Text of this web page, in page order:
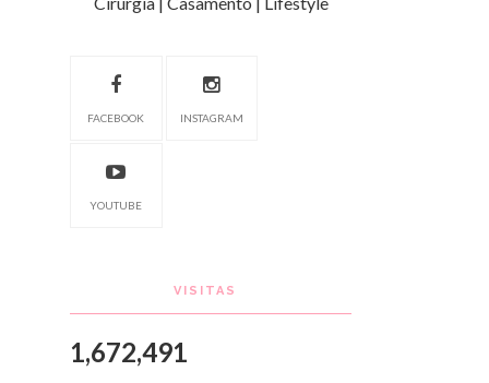
FACEBOOK INSTAGRAM
YOUTUBE
VISITAS
1,672,491